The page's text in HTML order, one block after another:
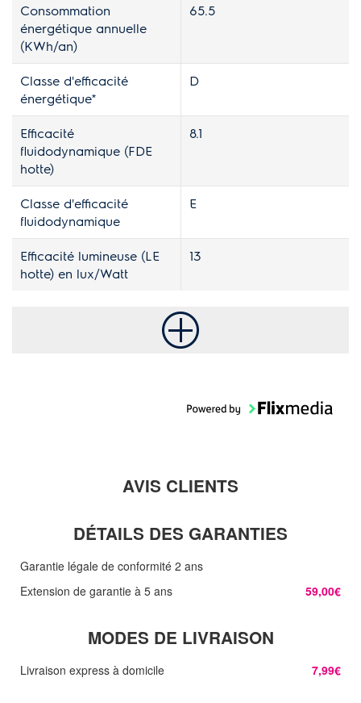
Consommation
énergétique annuelle
(KWh/an)
65.5
Classe d'efficacité
énergétique*
D
Efficacité
fluidodynamique (FDE
hotte)
8.1
Classe d'efficacité
fluidodynamique
E
Efficacité lumineuse (LE
hotte) en lux/Watt
13
AVIS CLIENTS
DÉTAILS DES GARANTIES
Garantie légale de conformité 2 ans
Extension de garantie à 5 ans
59,00€
MODES DE LIVRAISON
Livraison express à domicile 7,99€